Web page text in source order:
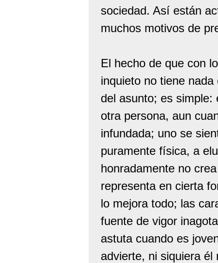
sociedad. Así están
muchos motivos de
El hecho de que con
inquieto no tiene
del asunto; es simple:
otra persona, aun
infundada; uno se
puramente física, a
honradamente no
representa en cierta
lo mejora todo; las
fuente de vigor
astuta cuando es
advierte, ni siquiera